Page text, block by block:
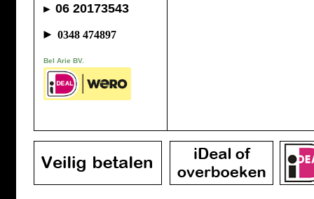
► 06 20173543
► 0348 474897
Bel Arie BV.